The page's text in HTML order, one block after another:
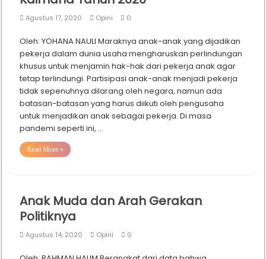
Agustus 17, 2020 Opini 0
Oleh: YOHANA NAULI Maraknya anak-anak yang dijadikan
pekerja dalam dunia usaha mengharuskan perlindungan
khusus untuk menjamin hak-hak dari pekerja anak agar
tetap terlindungi. Partisipasi anak-anak menjadi pekerja
tidak sepenuhnya dilarang oleh negara, namun ada
batasan-batasan yang harus diikuti oleh pengusaha
untuk menjadikan anak sebagai pekerja. Di masa
pandemi seperti ini, …
Read More »
Anak Muda dan Arah Gerakan
Politiknya
Agustus 14, 2020 Opini 0